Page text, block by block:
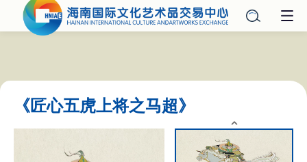
《匠心五虎上将之马超》